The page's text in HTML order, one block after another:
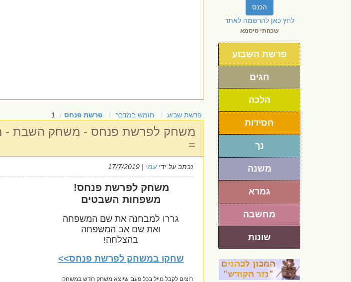
הכנס
לחץ כאן להרשמה לאתר
שכחתי סיסמא
פרשת השבוע
חגים
הלכה
חסידות
נך
משנה
גמרא
מחשבה
שונות
פרשת שבוע חומש במדבר פרשת פנחס 1
משחק לפרשת פנחס - משחק השבת -
=
נכתב על ידיעמי | 17/7/2019
משחק לפרשת פנחס!
משפחות השבטים
גררו למבחנה את שם המשפחה
ואת שם אב המשפחה
בהצלחה!
שחקו במשחק לפרשת פנחס>>
רוצים לקבל מייל בכל פעם שיוצא משחק חדש במשחק